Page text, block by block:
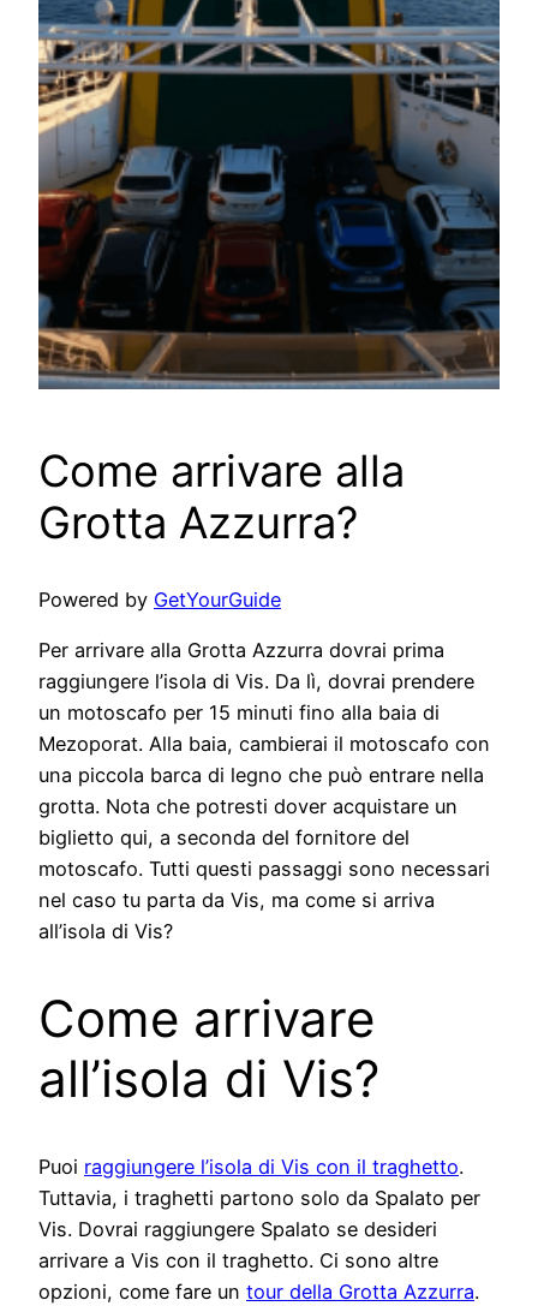
Come arrivare alla
Grotta Azzurra?
Powered by GetYourGuide
Per arrivare alla Grotta Azzurra dovrai prima
raggiungere l’isola di Vis. Da lì, dovrai prendere
un motoscafo per 15 minuti fino alla baia di
Mezoporat. Alla baia, cambierai il motoscafo con
una piccola barca di legno che può entrare nella
grotta. Nota che potresti dover acquistare un
biglietto qui, a seconda del fornitore del
motoscafo. Tutti questi passaggi sono necessari
nel caso tu parta da Vis, ma come si arriva
all’isola di Vis?
Come arrivare
all’isola di Vis?
Puoi raggiungere l’isola di Vis con il traghetto.
Tuttavia, i traghetti partono solo da Spalato per
Vis. Dovrai raggiungere Spalato se desideri
arrivare a Vis con il traghetto. Ci sono altre
opzioni, come fare un tour della Grotta Azzurra.